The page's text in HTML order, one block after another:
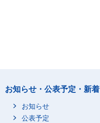
お知らせ・公表予定・新着
お知らせ
公表予定